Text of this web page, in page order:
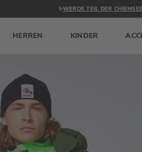
✨WERDE TEIL DER
HERREN KINDER